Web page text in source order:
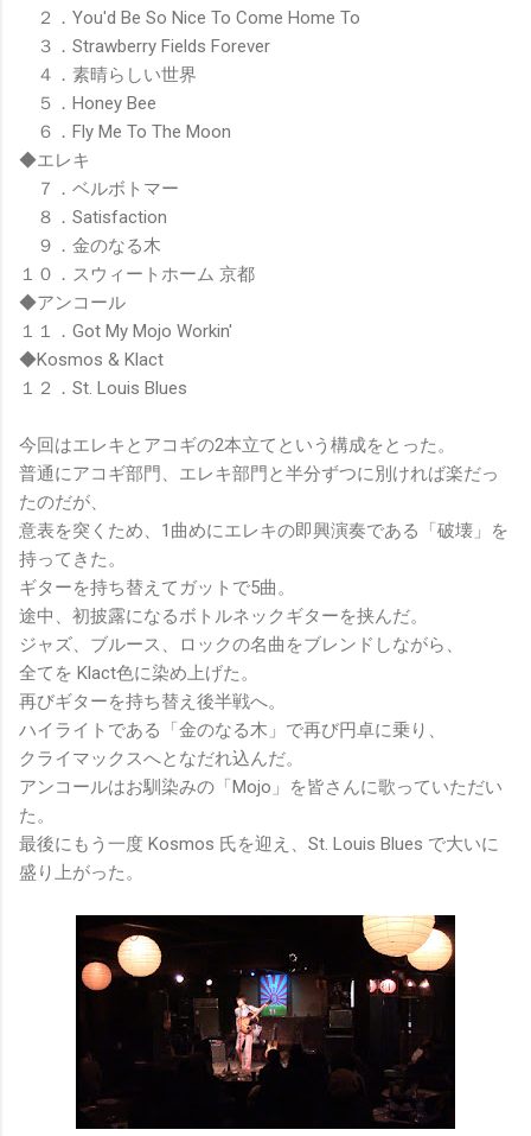
２．You'd Be So Nice To Come Home To
３．Strawberry Fields Forever
４．素晴らしい世界
５．Honey Bee
６．Fly Me To The Moon
◆エレキ
７．ベルボトマー
８．Satisfaction
９．金のなる木
１０．スウィートホーム 京都
◆アンコール
１１．Got My Mojo Workin'
◆Kosmos & Klact
１２．St. Louis Blues
今回はエレキとアコギの2本立てという構成をとった。
普通にアコギ部門、エレキ部門と半分ずつに別ければ楽だっ
たのだが、
意表を突くため、1曲めにエレキの即興演奏である「破壊」を
持ってきた。
ギターを持ち替えてガットで5曲。
途中、初披露になるボトルネックギターを挟んだ。
ジャズ、ブルース、ロックの名曲をブレンドしながら、
全てを Klact色に染め上げた。
再びギターを持ち替え後半戦へ。
ハイライトである「金のなる木」で再び円卓に乗り、
クライマックスへとなだれ込んだ。
アンコールはお馴染みの「Mojo」を皆さんに歌っていただい
た。
最後にもう一度 Kosmos 氏を迎え、St. Louis Blues で大いに
盛り上がった。